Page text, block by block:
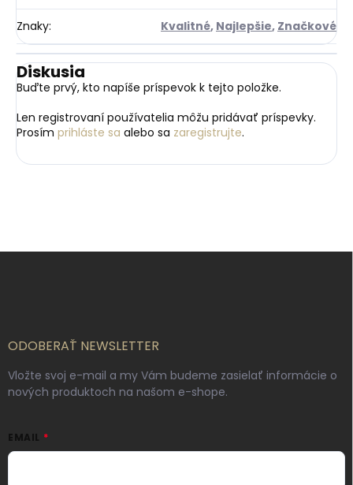
Znaky: Kvalitné, Najlepšie, Značkové
Diskusia
Buďte prvý, kto napíše príspevok k tejto položke.
Len registrovaní používatelia môžu pridávať príspevky.
Prosím prihláste sa alebo sa zaregistrujte.
ODOBERAŤ NEWSLETTER
Vložte svoj e-mail a my Vám budeme zasielať informácie o
nových produktoch na našom e-shope.
EMAIL